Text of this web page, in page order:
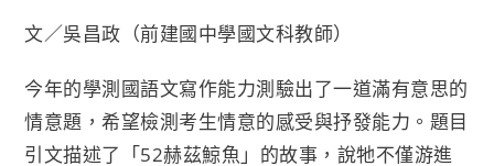
e
o
o
k
e
t
e
r
y
i
n
k
n
文／吳昌政（前建國中學國文科教師）
今年的學測國語文寫作能力測驗出了一道滿有意思的
情意題，希望檢測考生情意的感受與抒發能力。題目
引文描述了「52赫茲鯨魚」的故事，說牠不僅游進